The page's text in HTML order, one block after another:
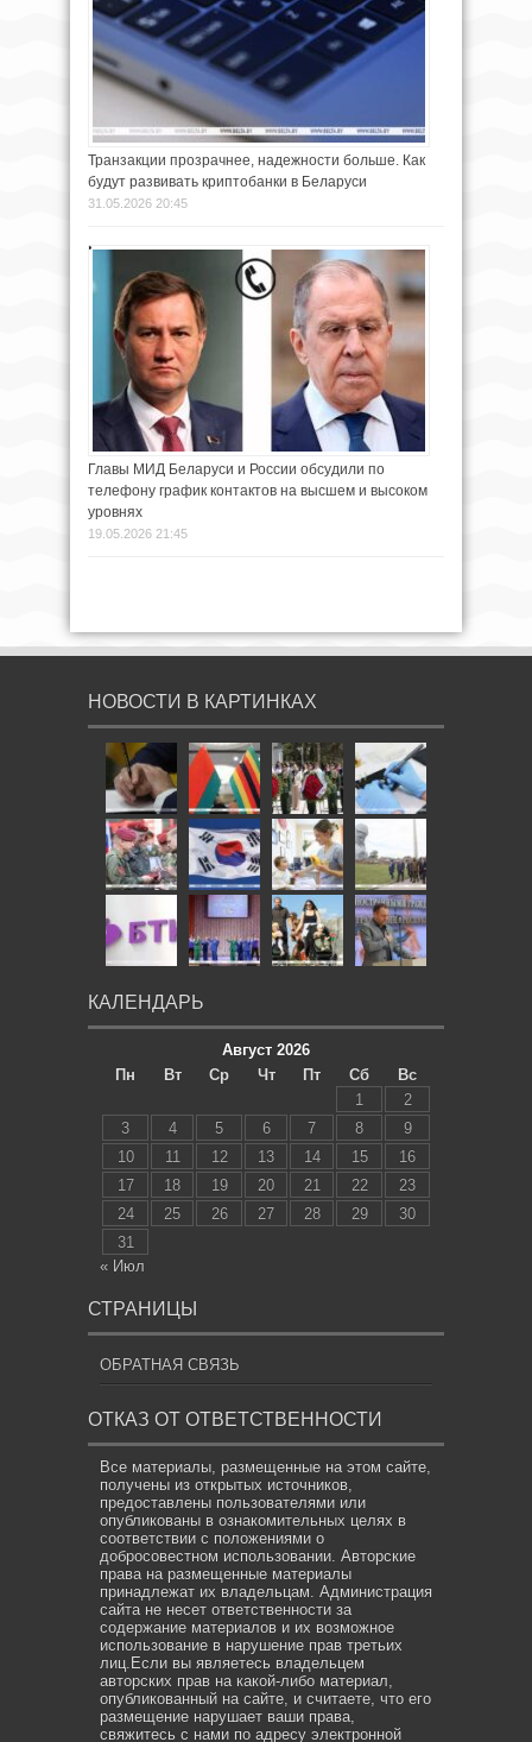
Транзакции прозрачнее, надежности больше. Как
будут развивать криптобанки в Беларуси
31.05.2026 20:45
Главы МИД Беларуси и России обсудили по
телефону график контактов на высшем и высоком
уровнях
19.05.2026 21:45
НОВОСТИ В КАРТИНКАХ
КАЛЕНДАРЬ
Август 2026
Пн
Вт Ср Чт Пт Сб
Вс
1
2
3
4 5 6 7 8
9
10
11 12 13 14 15
16
17
18 19 20 21 22
23
24
25 26 27 28 29
30
31
« Июл
СТРАНИЦЫ
ОБРАТНАЯ СВЯЗЬ
ОТКАЗ ОТ ОТВЕТСТВЕННОСТИ
Все материалы, размещенные на этом сайте,
получены из открытых источников,
предоставлены пользователями или
опубликованы в ознакомительных целях в
соответствии с положениями о
добросовестном использовании. Авторские
права на размещенные материалы
принадлежат их владельцам. Администрация
сайта не несет ответственности за
содержание материалов и их возможное
использование в нарушение прав третьих
лиц.Если вы являетесь владельцем
авторских прав на какой-либо материал,
опубликованный на сайте, и считаете, что его
размещение нарушает ваши права,
свяжитесь с нами по адресу электронной